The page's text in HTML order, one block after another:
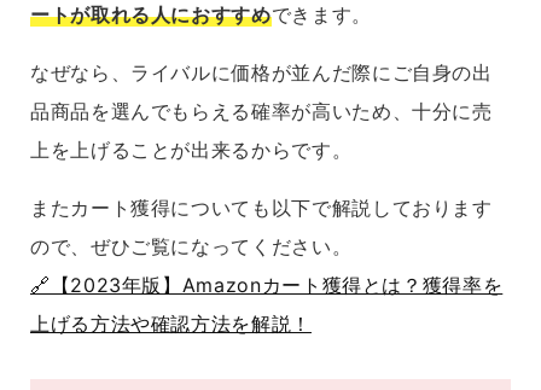
ートが取れる人におすすめできます。
なぜなら、ライバルに価格が並んだ際にご自身の出
品商品を選んでもらえる確率が高いため、十分に売
上を上げることが出来るからです。
またカート獲得についても以下で解説しております
ので、ぜひご覧になってください。
🔗【2023年版】Amazonカート獲得とは？獲得率を
上げる方法や確認方法を解説！